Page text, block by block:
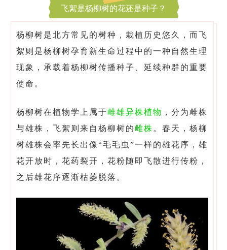
飞絮是杨柳树的花还是种子？
杨柳树是北方常见的树种，栽植历史悠久，而飞
絮则是杨柳树孕育新生命过程中的一种自然生理
现象，承载着杨柳树传播种子、延续种群的重要
使命。
杨柳树在植物学上属于雌雄异株植物 ，分为雌株
与雄株，飞絮则来自杨柳树的雌株 。春天，杨柳
树雄株会率先长出像“毛毛虫”一样的雄花序，雄
花开放时，花药裂开，花粉随即飞散进行传粉，
之后雄花序逐渐枯萎脱落。